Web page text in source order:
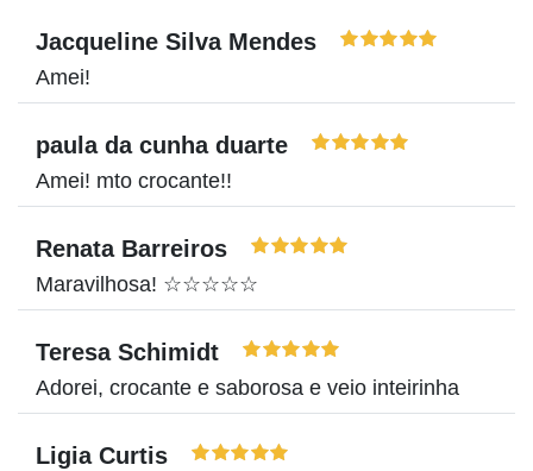
Jacqueline Silva Mendes
Amei!
paula da cunha duarte
Amei! mto crocante!!
Renata Barreiros
Maravilhosa! ☆☆☆☆☆
Teresa Schimidt
Adorei, crocante e saborosa e veio inteirinha
Ligia Curtis